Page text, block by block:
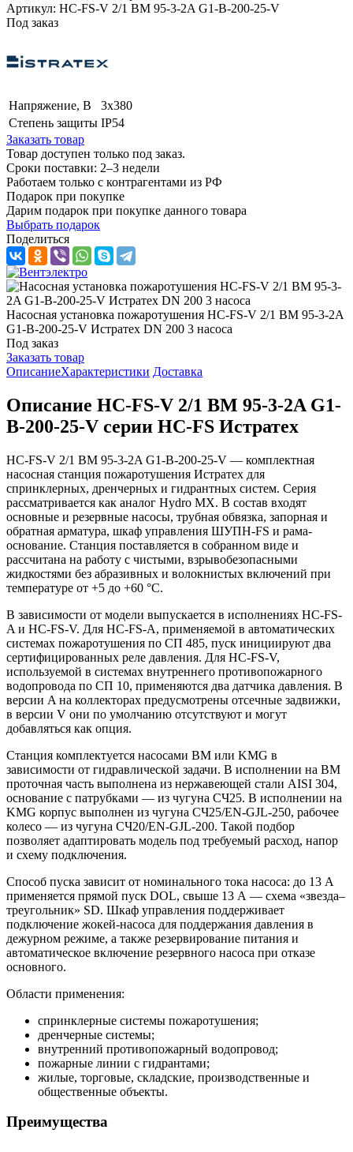
Артикул: HC-FS-V 2/1 BM 95-3-2A G1-B-200-25-V
Под заказ
Напряжение, B
3x380
Степень защиты IP54
Заказать товар
Товар доступен только под заказ.
Сроки поставки: 2–3 недели
Работаем только с контрагентами из РФ
Подарок при покупке
Дарим подарок при покупке данного товара
Выбрать подарок
Поделиться
Насосная установка пожаротушения HC-FS-V 2/1 BM 95-3-2A
G1-B-200-25-V Истратех DN 200 3 насоса
Под заказ
Заказать товар
ОписаниеХарактеристики Доставка
Описание HC-FS-V 2/1 BM 95-3-2A G1-
B-200-25-V серии HC-FS Истратех
HC-FS-V 2/1 BM 95-3-2A G1-B-200-25-V — комплектная
насосная станция пожаротушения Истратех для
спринклерных, дренчерных и гидрантных систем. Серия
рассматривается как аналог Hydro MX. В состав входят
основные и резервные насосы, трубная обвязка, запорная и
обратная арматура, шкаф управления ШУПН-FS и рама-
основание. Станция поставляется в собранном виде и
рассчитана на работу с чистыми, взрывобезопасными
жидкостями без абразивных и волокнистых включений при
температуре от +5 до +60 °С.
В зависимости от модели выпускается в исполнениях HC-FS-
A и HC-FS-V. Для HC-FS-A, применяемой в автоматических
системах пожаротушения по СП 485, пуск инициируют два
сертифицированных реле давления. Для HC-FS-V,
используемой в системах внутреннего противопожарного
водопровода по СП 10, применяются два датчика давления. В
версии A на коллекторах предусмотрены отсечные задвижки,
в версии V они по умолчанию отсутствуют и могут
добавляться как опция.
Станция комплектуется насосами BM или KMG в
зависимости от гидравлической задачи. В исполнении на BM
проточная часть выполнена из нержавеющей стали AISI 304,
основание с патрубками — из чугуна СЧ25. В исполнении на
KMG корпус выполнен из чугуна СЧ25/EN-GJL-250, рабочее
колесо — из чугуна СЧ20/EN-GJL-200. Такой подбор
позволяет адаптировать модель под требуемый расход, напор
и схему подключения.
Способ пуска зависит от номинального тока насоса: до 13 А
применяется прямой пуск DOL, свыше 13 А — схема «звезда–
треугольник» SD. Шкаф управления поддерживает
подключение жокей-насоса для поддержания давления в
дежурном режиме, а также резервирование питания и
автоматическое включение резервного насоса при отказе
основного.
Области применения:
спринклерные системы пожаротушения;
дренчерные системы;
внутренний противопожарный водопровод;
пожарные линии с гидрантами;
жилые, торговые, складские, производственные и
общественные объекты.
Преимущества